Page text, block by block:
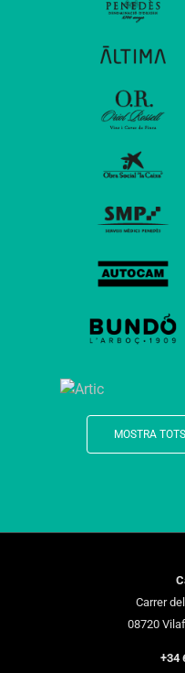
MOSTRA
Carrer
08720
+34